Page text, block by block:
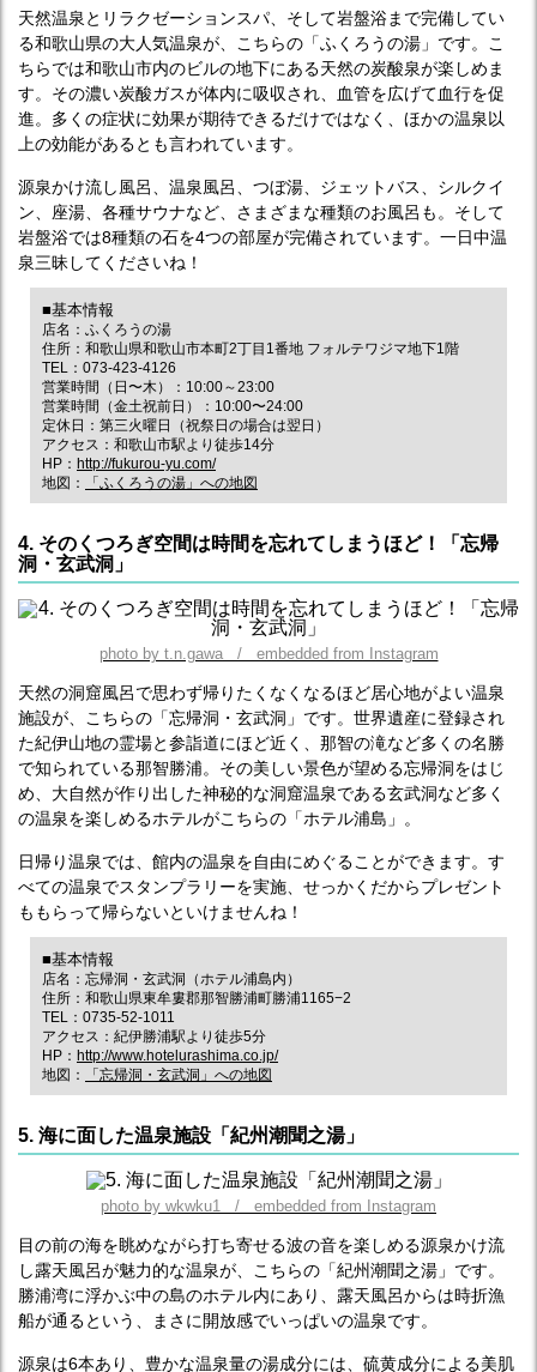
天然温泉とリラクゼーションスパ、そして岩盤浴まで完備してい
る和歌山県の大人気温泉が、こちらの「ふくろうの湯」です。こ
ちらでは和歌山市内のビルの地下にある天然の炭酸泉が楽しめま
す。その濃い炭酸ガスが体内に吸収され、血管を広げて血行を促
進。多くの症状に効果が期待できるだけではなく、ほかの温泉以
上の効能があるとも言われています。
源泉かけ流し風呂、温泉風呂、つぼ湯、ジェットバス、シルクイ
ン、座湯、各種サウナなど、さまざまな種類のお風呂も。そして
岩盤浴では8種類の石を4つの部屋が完備されています。一日中温
泉三昧してくださいね！
■基本情報
店名：ふくろうの湯
住所：和歌山県和歌山市本町2丁目1番地 フォルテワジマ地下1階
TEL：073-423-4126
営業時間（日〜木）：10:00～23:00
営業時間（金土祝前日）：10:00〜24:00
定休日：第三火曜日（祝祭日の場合は翌日）
アクセス：和歌山市駅より徒歩14分
HP： http://fukurou-yu.com/
地図：
「ふくろうの湯」への地図
4. そのくつろぎ空間は時間を忘れてしまうほど！「忘帰
洞・玄武洞」
photo by t.n.gawa / embedded from Instagram
天然の洞窟風呂で思わず帰りたくなくなるほど居心地がよい温泉
施設が、こちらの「忘帰洞・玄武洞」です。世界遺産に登録され
た紀伊山地の霊場と参詣道にほど近く、那智の滝など多くの名勝
で知られている那智勝浦。その美しい景色が望める忘帰洞をはじ
め、大自然が作り出した神秘的な洞窟温泉である玄武洞など多く
の温泉を楽しめるホテルがこちらの「ホテル浦島」。
日帰り温泉では、館内の温泉を自由にめぐることができます。す
べての温泉でスタンプラリーを実施、せっかくだからプレゼント
ももらって帰らないといけませんね！
■基本情報
店名：忘帰洞・玄武洞（ホテル浦島内）
住所：和歌山県東牟婁郡那智勝浦町勝浦1165−2
TEL：0735-52-1011
アクセス：紀伊勝浦駅より徒歩5分
HP： http://www.hotelurashima.co.jp/
地図：
「忘帰洞・玄武洞」への地図
5. 海に面した温泉施設「紀州潮聞之湯」
photo by wkwku1 / embedded from Instagram
目の前の海を眺めながら打ち寄せる波の音を楽しめる源泉かけ流
し露天風呂が魅力的な温泉が、こちらの「紀州潮聞之湯」です。
勝浦湾に浮かぶ中の島のホテル内にあり、露天風呂からは時折漁
船が通るという、まさに開放感でいっぱいの温泉です。
源泉は6本あり、豊かな温泉量の湯成分には、硫黄成分による美肌